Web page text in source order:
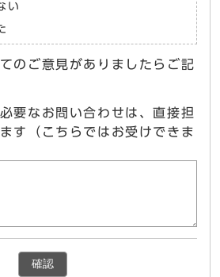
い
のご意見がありましたらご記
要なお問い合わせは、直接担
す（こちらではお受けできま
確認